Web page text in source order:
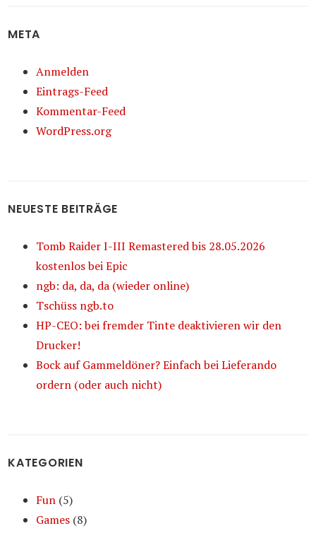
META
Anmelden
Eintrags-Feed
Kommentar-Feed
WordPress.org
NEUESTE BEITRÄGE
Tomb Raider I-III Remastered bis 28.05.2026
kostenlos bei Epic
ngb: da, da, da (wieder online)
Tschüss ngb.to
HP-CEO: bei fremder Tinte deaktivieren wir den
Drucker!
Bock auf Gammeldöner? Einfach bei Lieferando
ordern (oder auch nicht)
KATEGORIEN
Fun (5)
Games (8)